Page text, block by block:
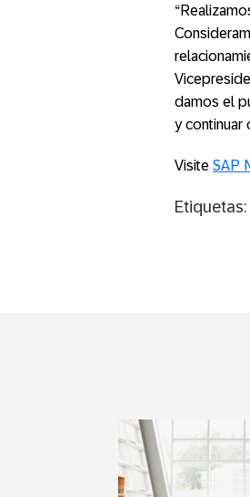
damos el
y continuar
Visite SAP
Etiquetas: